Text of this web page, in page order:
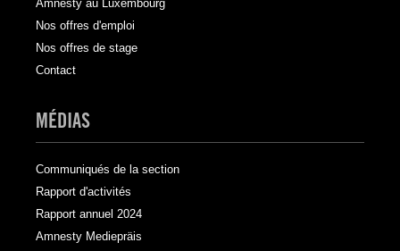
Amnesty au Luxembourg
Nos offres d'emploi
Nos offres de stage
Contact
MÉDIAS
Communiqués de la section
Rapport d'activités
Rapport annuel 2024
Amnesty Mediepräis